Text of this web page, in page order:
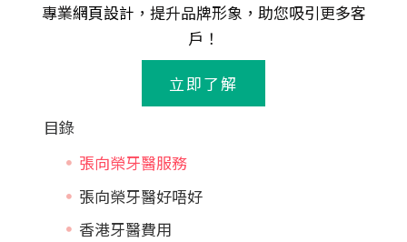
專業網頁設計 ，提升品牌形象，助您吸引更多客
戶！
立即了解
目錄
張向榮牙醫服務
張向榮牙醫好唔好
香港牙醫費用